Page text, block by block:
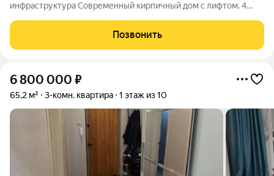
инфраструктура Современный кирпичный дом с лифтом. 4
детские сады, школы, продуктовый магазин на цокольном
этаже. Придомовая территория: детская
Позвонить
6 800 000 ₽
65,2 м² 3-комн. квартира 1 этаж из 10